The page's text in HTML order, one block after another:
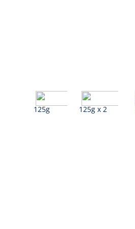
125g 125g x 2